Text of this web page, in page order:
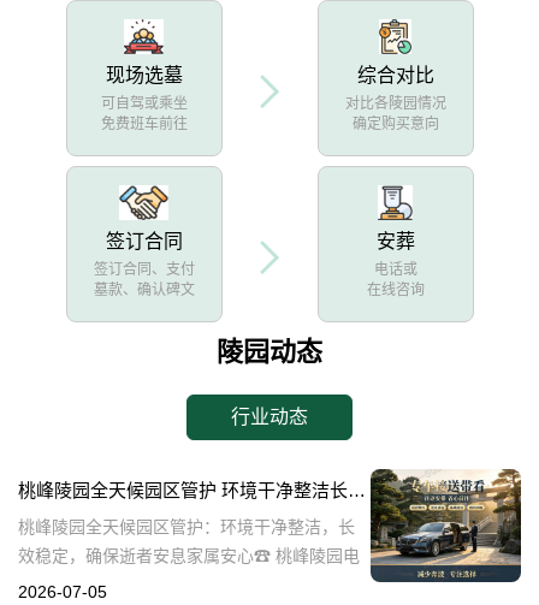
现场选墓
可自驾或乘坐
免费班车前往
综合对比
对比各陵园情况
确定购买意向
签订合同
签订合同、支付
墓款、确认碑文
安葬
电话或
在线咨询
陵园动态
行业动态
桃峰陵园全天候园区管护 环境干净整洁长效稳定，确保逝者安息家属安心
桃峰陵园全天候园区管护：环境干净整洁，长
效稳定，确保逝者安息家属安心☎ 桃峰陵园电
话:400-838-5063在生命的终点，我们最希望的
2026-07-05